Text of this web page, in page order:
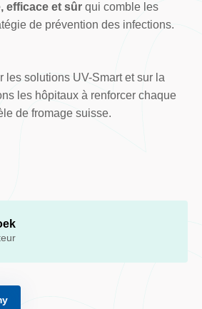
efficace et sûrqui comble les
de prévention des infections.
les solutions UV-Smart et sur la
les hôpitaux à renforcer chaque
de fromage suisse.